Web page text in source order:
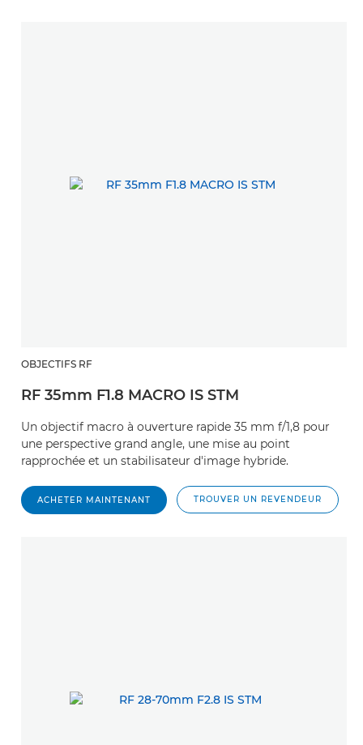
OBJECTIFS RF
RF 35mm F1.8 MACRO IS STM
Un objectif macro à ouverture rapide 35 mm f/1,8 pour
une perspective grand angle, une mise au point
rapprochée et un stabilisateur d'image hybride.
ACHETER MAINTENANT TROUVER UN REVENDEUR